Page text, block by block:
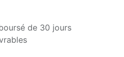
de 30 jours